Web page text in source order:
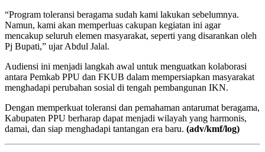
“Program toleransi beragama sudah kami lakukan sebelumnya.
Namun, kami akan memperluas cakupan kegiatan ini agar
mencakup seluruh elemen masyarakat, seperti yang disarankan oleh
Pj Bupati,” ujar Abdul Jalal.
Audiensi ini menjadi langkah awal untuk menguatkan kolaborasi
antara Pemkab PPU dan FKUB dalam mempersiapkan masyarakat
menghadapi perubahan sosial di tengah pembangunan IKN.
Dengan memperkuat toleransi dan pemahaman antarumat beragama,
Kabupaten PPU berharap dapat menjadi wilayah yang harmonis,
damai, dan siap menghadapi tantangan era baru. (adv/kmf/log)